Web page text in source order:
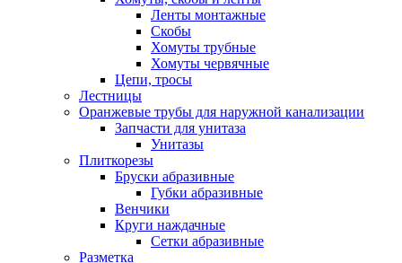
Ленты монтажные
Скобы
Хомуты трубные
Хомуты червячные
Цепи, тросы
Лестницы
Оранжевые трубы для наружной канализации
Запчасти для унитаза
Унитазы
Плиткорезы
Бруски абразивные
Губки абразивные
Венчики
Круги наждачные
Сетки абразивные
Разметка